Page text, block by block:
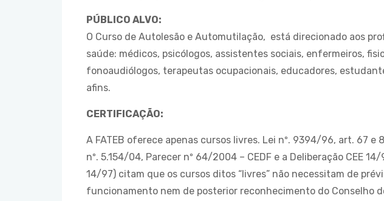
PÚBLICO ALVO:
O Curso de Autolesão e Automutilação, está direcionado aos
saúde: médicos, psicólogos, assistentes sociais, enfermeiros,
fonoaudiólogos, terapeutas ocupacionais, educadores,
afins.
CERTIFICAÇÃO:
A FATEB oferece apenas cursos livres. Lei nº. 9394/96, art. 67 e
nº. 5.154/04, Parecer nº 64/2004 – CEDF e a Deliberação CEE
14/97) citam que os cursos ditos “livres” não necessitam de
funcionamento nem de posterior reconhecimento do Conselho